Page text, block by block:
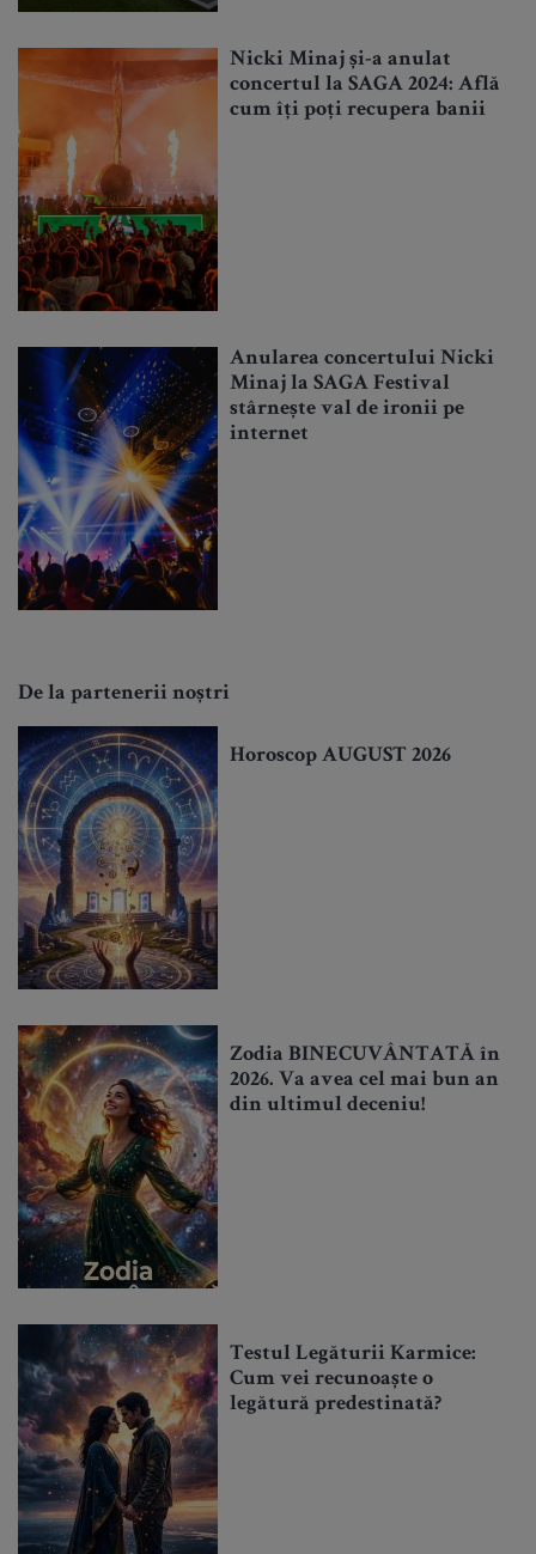
Nicki Minaj și-a anulat
concertul la SAGA 2024: Află
cum îți poți recupera banii
Anularea concertului Nicki
Minaj la SAGA Festival
stârnește val de ironii pe
internet
De la partenerii noștri
Horoscop AUGUST 2026
Zodia BINECUVÂNTATĂ în
2026. Va avea cel mai bun an
din ultimul deceniu!
Testul Legăturii Karmice:
Cum vei recunoaște o
legătură predestinată?